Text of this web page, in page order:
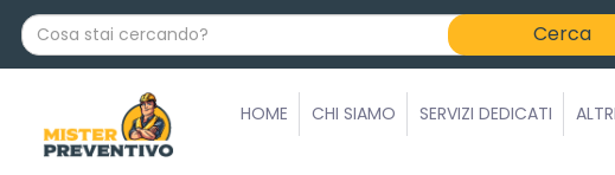
C
o
HOME CHI SIAMO SERVIZI DEDICATI ALTRI